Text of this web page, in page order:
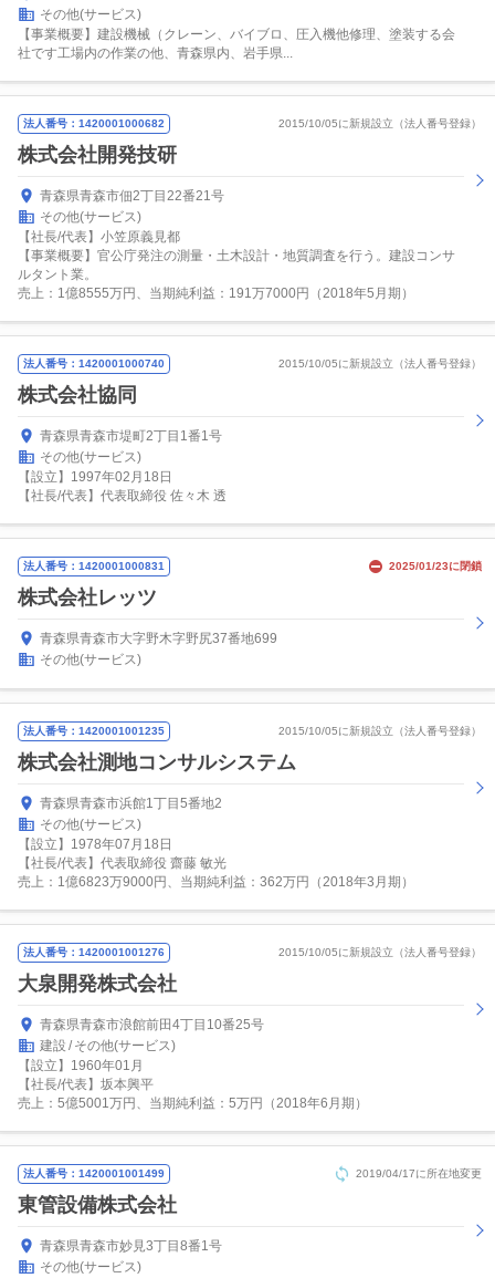
その他(サービス)
【事業概要】建設機械（クレーン、バイブロ、圧入機他修理、塗装する会
社です工場内の作業の他、青森県内、岩手県...
法人番号：1420001000682 2015/10/05に新規設立（法人番号登録）
株式会社開発技研
青森県青森市佃2丁目22番21号
その他(サービス)
【社長/代表】小笠原義見都
【事業概要】官公庁発注の測量・土木設計・地質調査を行う。建設コンサ
ルタント業。
売上：1億8555万円、当期純利益：191万7000円（2018年5月期）
法人番号：1420001000740 2015/10/05に新規設立（法人番号登録）
株式会社協同
青森県青森市堤町2丁目1番1号
その他(サービス)
【設立】1997年02月18日
【社長/代表】代表取締役 佐々木 透
法人番号：1420001000831 2025/01/23に閉鎖
株式会社レッツ
青森県青森市大字野木字野尻37番地699
その他(サービス)
法人番号：1420001001235 2015/10/05に新規設立（法人番号登録）
株式会社測地コンサルシステム
青森県青森市浜館1丁目5番地2
その他(サービス)
【設立】1978年07月18日
【社長/代表】代表取締役 齋藤 敏光
売上：1億6823万9000円、当期純利益：362万円（2018年3月期）
法人番号：1420001001276 2015/10/05に新規設立（法人番号登録）
大泉開発株式会社
青森県青森市浪館前田4丁目10番25号
建設
その他(サービス)
【設立】1960年01月
【社長/代表】坂本興平
売上：5億5001万円、当期純利益：5万円（2018年6月期）
法人番号：1420001001499 2019/04/17に所在地変更
東管設備株式会社
青森県青森市妙見3丁目8番1号
その他(サービス)